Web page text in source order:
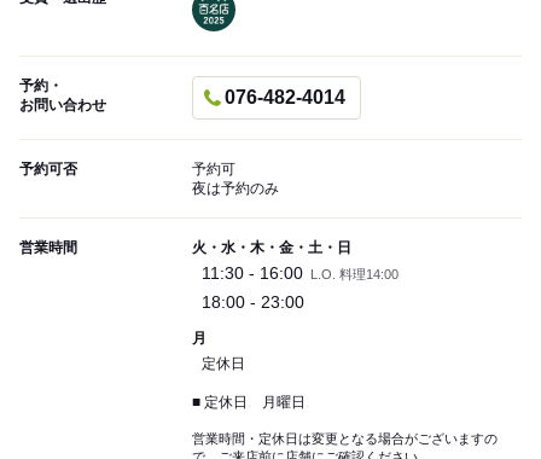
予約・
お問い合わせ
076-482-4014
予約可否
予約可
夜は予約のみ
営業時間 火・水・木・金・土・日
11:30 - 16:00 L.O. 料理14:00
18:00 - 23:00
月
定休日
■ 定休日 月曜日
営業時間・定休日は変更となる場合がございますの